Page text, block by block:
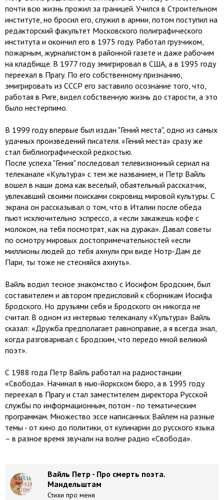
почти всю жизнь прожил за границей. Учился в Строительном
институте, но бросил его, служил в армии, потом поступил на
редакторский факультет Московского полиграфического
института и окончил его в 1975 году. Работал грузчиком,
пожарным, журналистом в районной газете и даже рабочим
на кладбище. В 1977 году эмигрировал в США, а в 1995 году
переехал в Прагу. По его собственному признанию,
эмигрировать из СССР его заставило осознание того, что,
работая в Риге, видел собственную жизнь до старости, а это
было нестерпимо.
В 1999 году впервые был издан "Гений места", одно из самых
удачных произведений писателя. «Гений места» сразу же
стал библиографической редкостью.
После успеха "Гения" последовал телевизионный сериал на
телеканале «Культура» с тем же названием, и Петр Вайль
вошел в наши дома как веселый, обаятельный рассказчик,
увлекавший своими поисками сокровищ мировой культуры. С
экрана он рассказывал о том, что в Италии после обеда
пьют исключительно эспрессо, а «если закажешь кофе с
молоком, на тебя посмотрят, как на дурака». Давал советы
по осмотру мировых достопримечательностей «если
миллионы людей до тебя ахнули при виде Нотр-Дам де
Пари, ты тоже не стесняйся ахнуть».
Вайль водил тесное знакомство с Иосифом Бродским, был
составителем и автором предисловий к сборникам Иосифа
Бродского. Но друзьями себя и Бродского он никогда не
считал. В одном из интервью телеканалу «Культура» Вайль
сказал: «Дружба предполагает равноправие, а я всегда знал,
когда разговаривал с Бродским, что передо мной великий
поэт».
С 1988 года Петр Вайль работал на радиостанции
«Свобода». Начинал в нью-йоркском бюро, а в 1995 году
переехал в Прагу и стал заместителем директора Русской
службы по информационным, потом - по тематическим
программам. Множество эссе написанных Вайлем на разные
темы - от кино до политики, от кулинарии до русского языка
– в разное время звучали на волне радио «Свобода».
Вайль Петр - Про смерть поэта.
Мандельштам
Стихи про меня